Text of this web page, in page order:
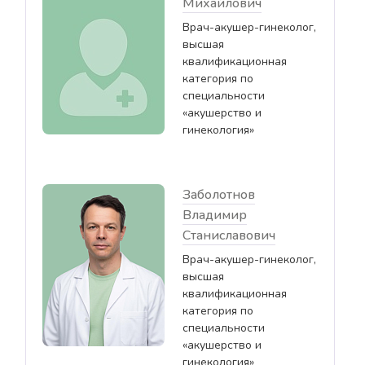
Врач-акушер-гинеколог,
высшая
квалификационная
категория по
специальности
«акушерство и
гинекология»
Заболотнов
Владимир
Станиславович
Врач-акушер-гинеколог,
высшая
квалификационная
категория по
специальности
«акушерство и